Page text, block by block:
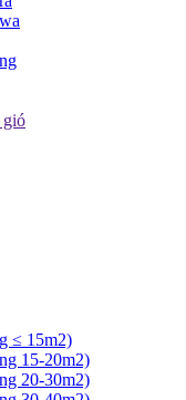
gió
≤ 15m2)
15-20m2)
20-30m2)